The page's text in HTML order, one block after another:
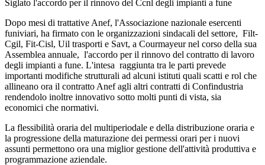
Siglato l'accordo per il rinnovo del Ccnl degli impianti a fune
Dopo mesi di trattative Anef, l'Associazione nazionale esercenti
funiviari, ha firmato con le organizzazioni sindacali del settore, Filt-
Cgil, Fit-Cisl, Uil trasporti e Savt, a Courmayeur nel corso della sua
Assemblea annuale, l'accordo per il rinnovo del contratto di lavoro
degli impianti a fune. L'intesa raggiunta tra le parti prevede
importanti modifiche strutturali ad alcuni istituti quali scatti e rol che
allineano ora il contratto Anef agli altri contratti di Confindustria
rendendolo inoltre innovativo sotto molti punti di vista, sia
economici che normativi.
La flessibilità oraria del multiperiodale e della distribuzione oraria e
la progressione della maturazione dei permessi orari per i nuovi
assunti permettono ora una miglior gestione dell'attività produttiva e
programmazione aziendale.